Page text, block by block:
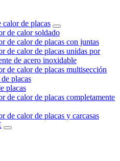
calor de placas
de calor soldado
de calor de placas con juntas
de calor de placas unidas por
de acero inoxidable
de calor de placas multisección
placas
placas
de calor de placas completamente
de calor de placas y carcasas